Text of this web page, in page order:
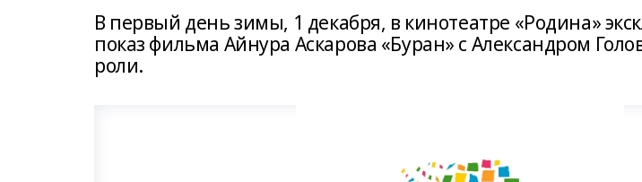
В первый день зимы, 1 декабря, в кинотеатре «Родина»
показ фильма Айнура Аскарова «Буран» с Александром
роли.